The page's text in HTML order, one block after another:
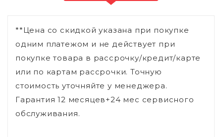
**Цена со скидкой указана при покупке
одним платежом и не действует при
покупке товара в рассрочку/кредит/карте
или по картам рассрочки. Точную
стоимость уточняйте у менеджера.
Гарантия 12 месяцев+24 мес сервисного
обслуживания.